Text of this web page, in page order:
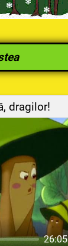
dragilor!
26:05